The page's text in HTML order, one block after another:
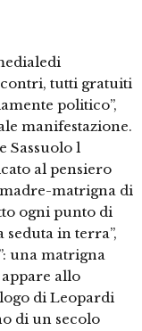
tutti gratuiti
politico”,
manifestazione.
Sassuolo l
al pensiero
madre-matrigna di
ogni punto di
in terra”,
una matrigna
allo
di Leopardi
di un secolo